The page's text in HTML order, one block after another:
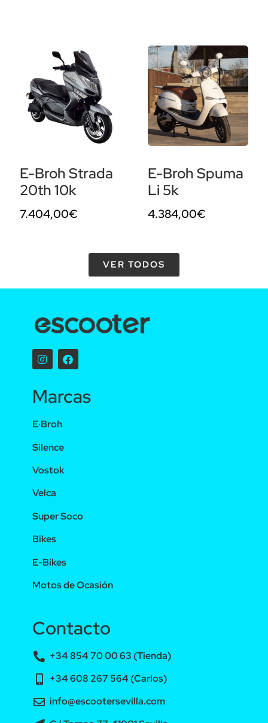
E-Broh Strada
20th 10k
7.404,00€
E-Broh Spuma
Li 5k
4.384,00€
VER TODOS
Marcas
E·Broh
Silence
Vostok
Velca
Super Soco
Bikes
E-Bikes
Motos de Ocasión
Contacto
+34 854 70 00 63 (Tienda)
+34 608 267 564 (Carlos)
info@escootersevilla.com